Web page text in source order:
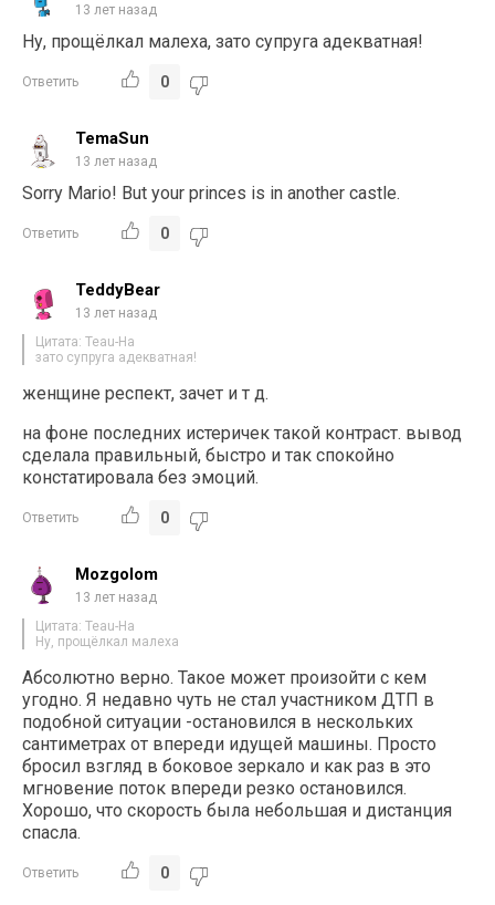
13 лет назад
Ну, прощёлкал малеха, зато супруга адекватная!
Ответить 0
TemaSun
13 лет назад
Sorry Mario! But your princes is in another castle.
Ответить 0
TeddyBear
13 лет назад
Цитата: Teau-Ha
зато супруга адекватная!
женщине респект, зачет и т д.
на фоне последних истеричек такой контраст. вывод
сделала правильный, быстро и так спокойно
констатировала без эмоций.
Ответить 0
Mozgolom
13 лет назад
Цитата: Teau-Ha
Ну, прощёлкал малеха
Абсолютно верно. Такое может произойти с кем
угодно. Я недавно чуть не стал участником ДТП в
подобной ситуации -остановился в нескольких
сантиметрах от впереди идущей машины. Просто
бросил взгляд в боковое зеркало и как раз в это
мгновение поток впереди резко остановился.
Хорошо, что скорость была небольшая и дистанция
спасла.
Ответить 0